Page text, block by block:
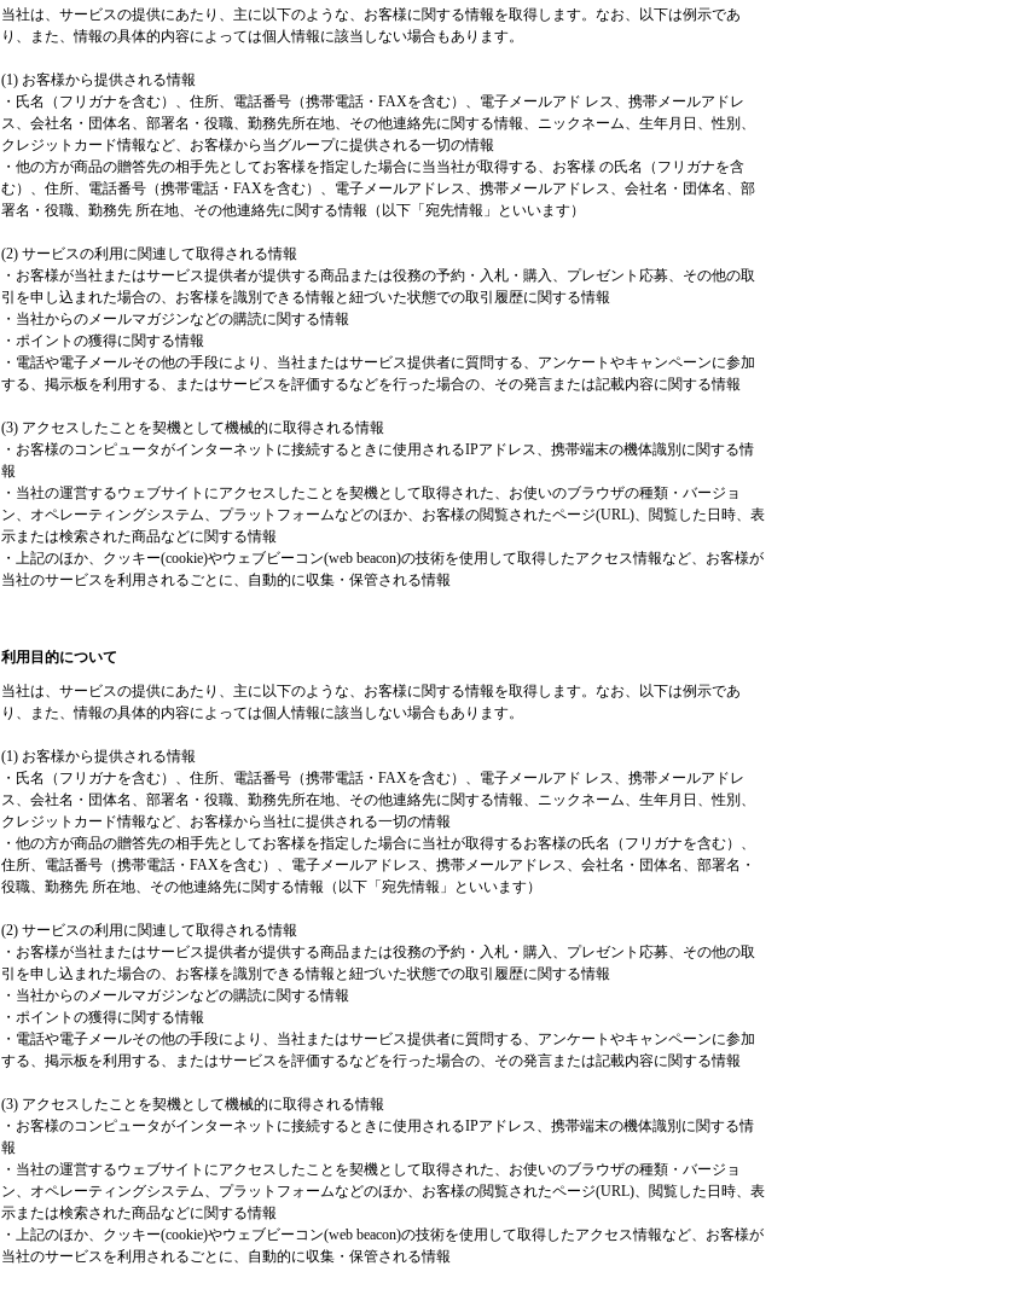
当社は、サービスの提供にあたり、主に以下のような、お客様に関する情報を取得します。なお、以下は例示であ
り、また、情報の具体的内容によっては個人情報に該当しない場合もあります。
(1) お客様から提供される情報
・氏名（フリガナを含む）、住所、電話番号（携帯電話・FAXを含む）、電子メールアド レス、携帯メールアドレ
ス、会社名・団体名、部署名・役職、勤務先所在地、その他連絡先に関する情報、ニックネーム、生年月日、性別、
クレジットカード情報など、お客様から当グループに提供される一切の情報
・他の方が商品の贈答先の相手先としてお客様を指定した場合に当当社が取得する、お客様 の氏名（フリガナを含
む）、住所、電話番号（携帯電話・FAXを含む）、電子メールアドレス、携帯メールアドレス、会社名・団体名、部
署名・役職、勤務先 所在地、その他連絡先に関する情報（以下「宛先情報」といいます）
(2) サービスの利用に関連して取得される情報
・お客様が当社またはサービス提供者が提供する商品または役務の予約・入札・購入、プレゼント応募、その他の取
引を申し込まれた場合の、お客様を識別できる情報と紐づいた状態での取引履歴に関する情報
・当社からのメールマガジンなどの購読に関する情報
・ポイントの獲得に関する情報
・電話や電子メールその他の手段により、当社またはサービス提供者に質問する、アンケートやキャンペーンに参加
する、掲示板を利用する、またはサービスを評価するなどを行った場合の、その発言または記載内容に関する情報
(3) アクセスしたことを契機として機械的に取得される情報
・お客様のコンピュータがインターネットに接続するときに使用されるIPアドレス、携帯端末の機体識別に関する情
報
・当社の運営するウェブサイトにアクセスしたことを契機として取得された、お使いのブラウザの種類・バージョ
ン、オペレーティングシステム、プラットフォームなどのほか、お客様の閲覧されたページ(URL)、閲覧した日時、表
示または検索された商品などに関する情報
・上記のほか、クッキー(cookie)やウェブビーコン(web beacon)の技術を使用して取得したアクセス情報など、お客様が
当社のサービスを利用されるごとに、自動的に収集・保管される情報
利用目的について
当社は、サービスの提供にあたり、主に以下のような、お客様に関する情報を取得します。なお、以下は例示であ
り、また、情報の具体的内容によっては個人情報に該当しない場合もあります。
(1) お客様から提供される情報
・氏名（フリガナを含む）、住所、電話番号（携帯電話・FAXを含む）、電子メールアド レス、携帯メールアドレ
ス、会社名・団体名、部署名・役職、勤務先所在地、その他連絡先に関する情報、ニックネーム、生年月日、性別、
クレジットカード情報など、お客様から当社に提供される一切の情報
・他の方が商品の贈答先の相手先としてお客様を指定した場合に当社が取得するお客様の氏名（フリガナを含む）、
住所、電話番号（携帯電話・FAXを含む）、電子メールアドレス、携帯メールアドレス、会社名・団体名、部署名・
役職、勤務先 所在地、その他連絡先に関する情報（以下「宛先情報」といいます）
(2) サービスの利用に関連して取得される情報
・お客様が当社またはサービス提供者が提供する商品または役務の予約・入札・購入、プレゼント応募、その他の取
引を申し込まれた場合の、お客様を識別できる情報と紐づいた状態での取引履歴に関する情報
・当社からのメールマガジンなどの購読に関する情報
・ポイントの獲得に関する情報
・電話や電子メールその他の手段により、当社またはサービス提供者に質問する、アンケートやキャンペーンに参加
する、掲示板を利用する、またはサービスを評価するなどを行った場合の、その発言または記載内容に関する情報
(3) アクセスしたことを契機として機械的に取得される情報
・お客様のコンピュータがインターネットに接続するときに使用されるIPアドレス、携帯端末の機体識別に関する情
報
・当社の運営するウェブサイトにアクセスしたことを契機として取得された、お使いのブラウザの種類・バージョ
ン、オペレーティングシステム、プラットフォームなどのほか、お客様の閲覧されたページ(URL)、閲覧した日時、表
示または検索された商品などに関する情報
・上記のほか、クッキー(cookie)やウェブビーコン(web beacon)の技術を使用して取得したアクセス情報など、お客様が
当社のサービスを利用されるごとに、自動的に収集・保管される情報